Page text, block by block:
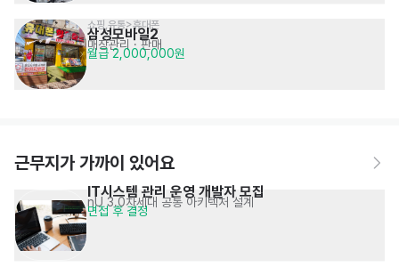
쇼핑,유통>휴대폰
삼성모바일2
매장관리 · 판매
월급 2,000,000원
근무지가 가까이 있어요
IT시스템 관리 운영 개발자 모집
nU 3.0차세대 공통 아키텍처 설계
면접 후 결정